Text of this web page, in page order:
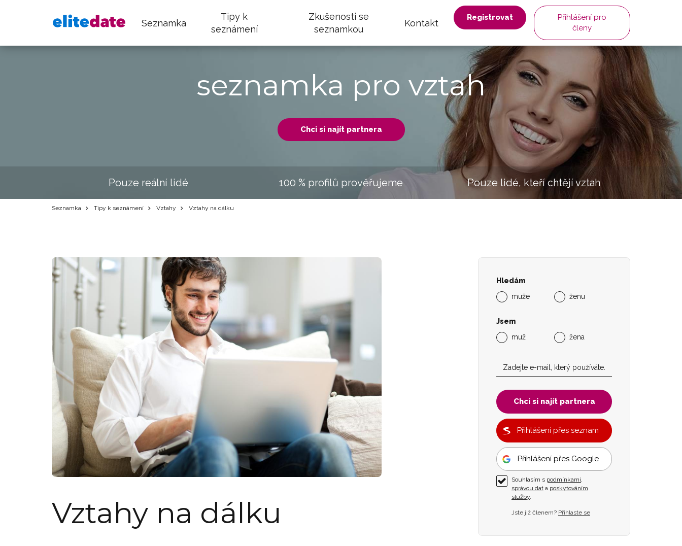
Seznamka
Tipy k
seznámení
Zkušenosti se
seznamkou
Kontakt
Registrovat
Přihlášení pro
členy
seznamka pro vztah
Chci si najít partnera
Pouze reální lidé 100 % profilů prověřujeme Pouze lidé, kteří chtějí vztah
Seznamka Tipy k seznámení Vztahy Vztahy na dálku
Vztahy na dálku
Hledám
muže
ženu
Jsem
muž
žena
Chci si najít partnera
Přihlášení přes seznam
Přihlášení přes Google
Souhlasím s podmínkami,
správou dat a poskytováním
služby.
Jste již členem? Přihlaste se